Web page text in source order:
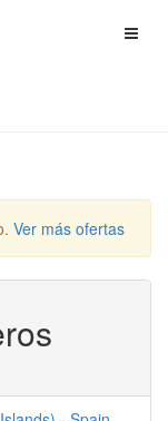
Ver más ofertas